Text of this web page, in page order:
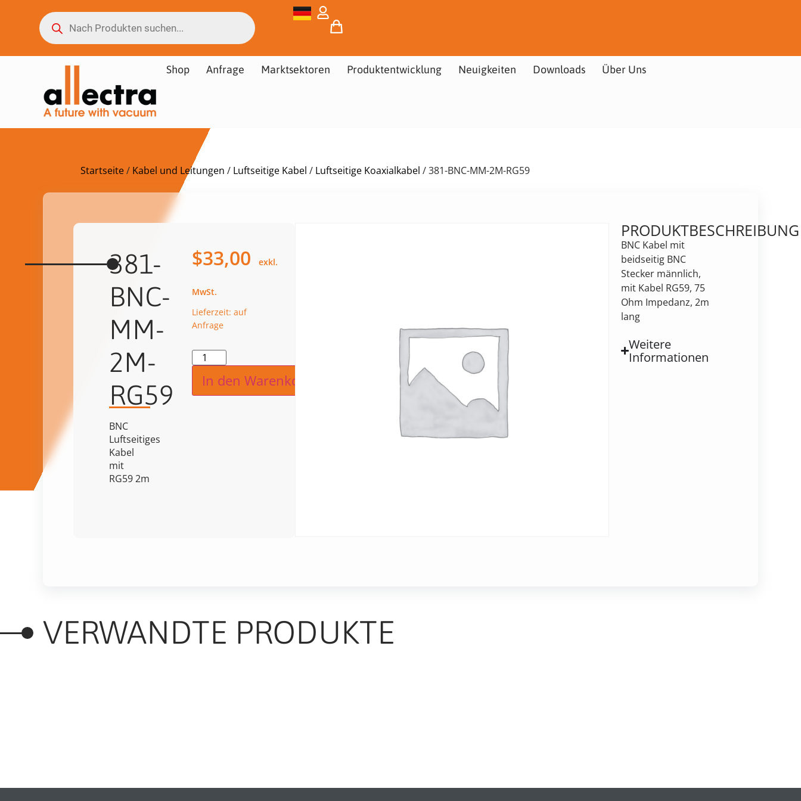
Shop Anfrage Marktsektoren Produktentwicklung Neuigkeiten Downloads Über Uns
Startseite/ Kabel und Leitungen / Luftseitige Kabel / Luftseitige Koaxialkabel / 381-BNC-MM-2M-RG59
381-
BNC-
MM-
2M-
RG59
BNC
Luftseitiges
Kabel
mit
RG59 2m
$33,00
Lieferzeit: auf
Anfrage
In den Warenkorb
PRODUKTBESCHREIBUNG
BNC Kabel mit
beidseitig BNC
Stecker männlich,
mit Kabel RG59, 75
Ohm Impedanz, 2m
lang
Weitere
Informationen
VERWANDTE PRODUKTE